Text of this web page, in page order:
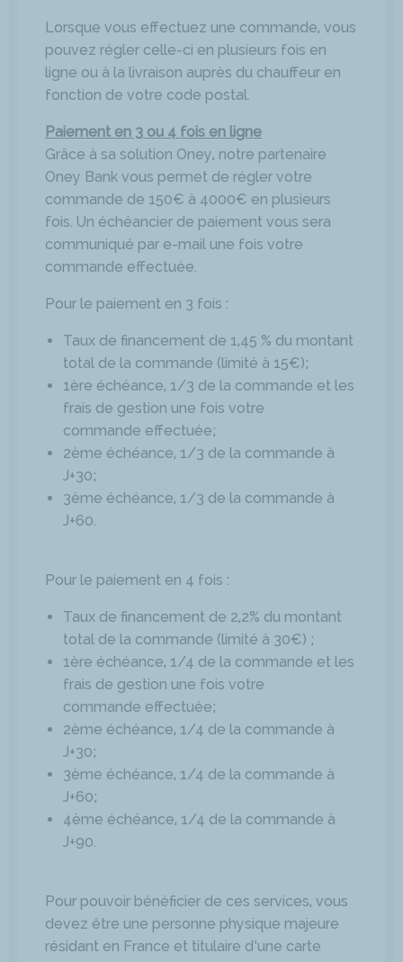
Lorsque vous effectuez une commande, vous
pouvez régler celle-ci en plusieurs fois en
ligne ou à la livraison auprès du chauffeur en
fonction de votre code postal.
Paiement en 3 ou 4 fois en ligne
Grâce à sa solution Oney, notre partenaire
Oney Bank vous permet de régler votre
commande de 150€ à 4000€ en plusieurs
fois. Un échéancier de paiement vous sera
communiqué par e-mail une fois votre
commande effectuée.
Pour le paiement en 3 fois :
Taux de financement de 1,45 % du montant
total de la commande (limité à 15€);
1ère échéance, 1/3 de la commande et les
frais de gestion une fois votre
commande effectuée;
2ème échéance, 1/3 de la commande à
J+30;
3ème échéance, 1/3 de la commande à
J+60.
Pour le paiement en 4 fois :
Taux de financement de 2,2% du montant
total de la commande (limité à 30€) ;
1ère échéance, 1/4 de la commande et les
frais de gestion une fois votre
commande effectuée;
2ème échéance, 1/4 de la commande à
J+30;
3ème échéance, 1/4 de la commande à
J+60;
4ème échéance, 1/4 de la commande à
J+90.
Pour pouvoir bénéficier de ces services, vous
devez être une personne physique majeure
résidant en France et titulaire d’une carte